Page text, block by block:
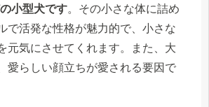
小型犬です。その小さな体に詰め
で活発な性格が魅力的で、小さな
元気にさせてくれます。また、大
愛らしい顔立ちが愛される要因で